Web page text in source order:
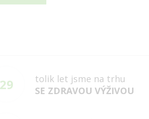
29
tolik let jsme na trhu
SE ZDRAVOU VÝŽIVOU